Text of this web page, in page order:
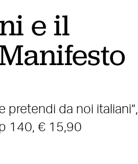
e il
pretendi da noi italiani”,
140, € 15,90